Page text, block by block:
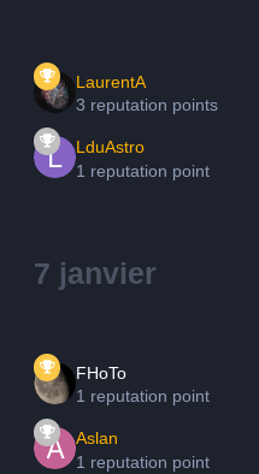
LaurentA
3 reputation points
LduAstro
1 reputation point
7 janvier
FHoTo
1 reputation point
Aslan
1 reputation point